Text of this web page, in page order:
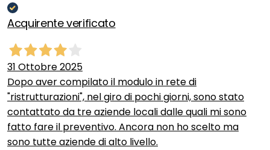
Acquirente verificato
31 Ottobre 2025
Dopo aver compilato il modulo in rete di
"ristrutturazioni", nel giro di pochi giorni, sono stato
contattato da tre aziende locali dalle quali mi sono
fatto fare il preventivo. Ancora non ho scelto ma
sono tutte aziende di alto livello.